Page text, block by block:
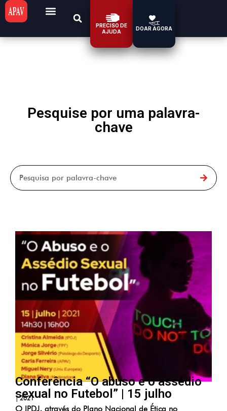
PRECISO DE
AJUDA
DOAR AGORA
Pesquise por uma palavra-
chave
Conferência “O abuso e o assédio
sexual no Futebol” | 15 julho
| 2021
O IPDJ, através do Plano Nacional de Ética no